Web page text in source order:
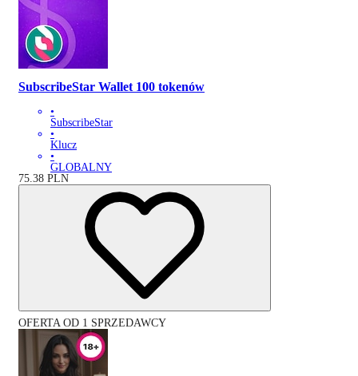
SubscribeStar Wallet 100 tokenów
•
SubscribeStar
•
Klucz
•
GLOBALNY
75.38 PLN
OFERTA OD 1 SPRZEDAWCY